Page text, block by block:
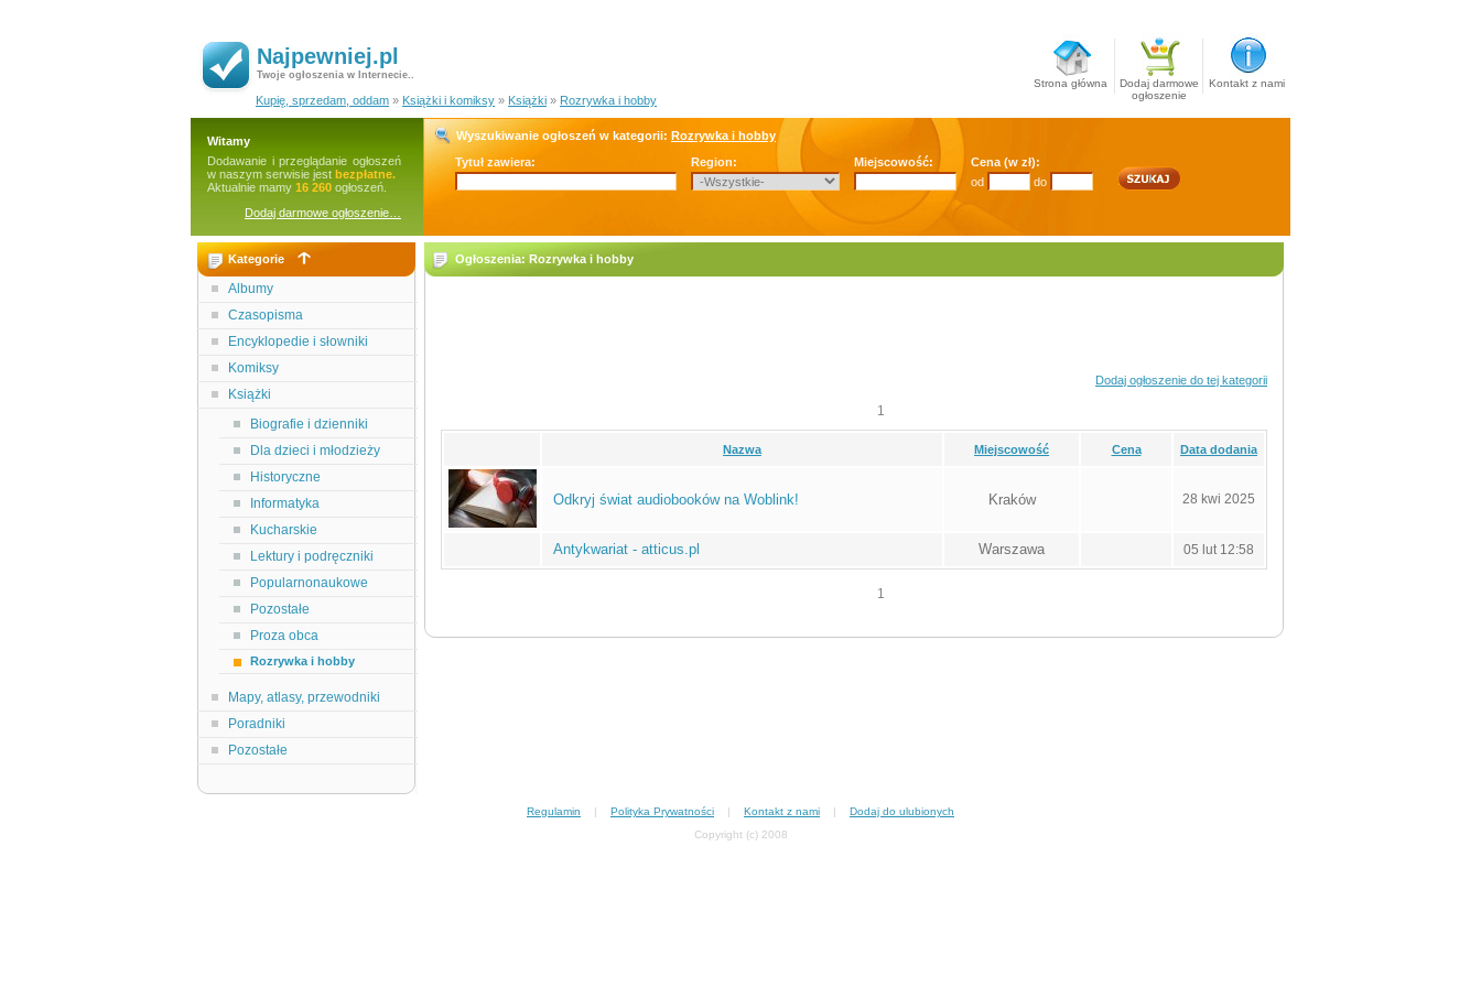
Najpewniej.pl
Twoje ogłoszenia w Internecie..
Strona główna
Dodaj darmowe
ogłoszenie
Kontakt z nami
Kupię, sprzedam, oddam » Książki i komiksy » Książki » Rozrywka i hobby
Witamy
Dodawanie i przeglądanie ogłoszeń
w naszym serwisie jest bezpłatne.
Aktualnie mamy 16 260 ogłoszeń.
Dodaj darmowe ogłoszenie…
Wyszukiwanie ogłoszeń w kategorii: Rozrywka i hobby
Tytuł zawiera:
Region: Miejscowość:
Cena (w zł):
od
do
Kategorie
Albumy
Czasopisma
Encyklopedie i słowniki
Komiksy
Książki
Biografie i dzienniki
Dla dzieci i młodzieży
Historyczne
Informatyka
Kucharskie
Lektury i podręczniki
Popularnonaukowe
Pozostałe
Proza obca
Rozrywka i hobby
Mapy, atlasy, przewodniki
Poradniki
Pozostałe
Ogłoszenia: Rozrywka i hobby
Dodaj ogłoszenie do tej kategorii
1
Nazwa Miejscowość Cena Data dodania
Odkryj świat audiobooków na Woblink! Kraków 28 kwi 2025
Antykwariat - atticus.pl Warszawa 05 lut 12:58
1
Regulamin | Polityka Prywatności | Kontakt z nami | Dodaj do ulubionych
Copyright (c) 2008